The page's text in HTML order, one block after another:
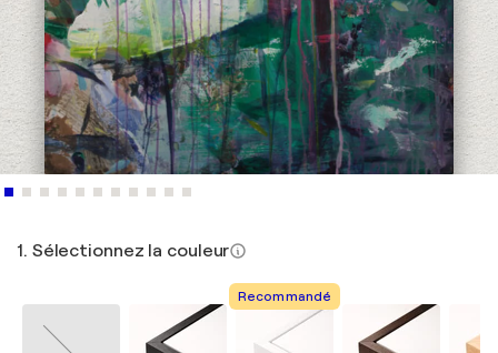
1. Sélectionnez la couleur
Recommandé